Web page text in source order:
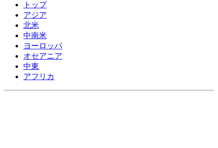
トップ
アジア
北米
中南米
ヨーロッパ
オセアニア
中東
アフリカ